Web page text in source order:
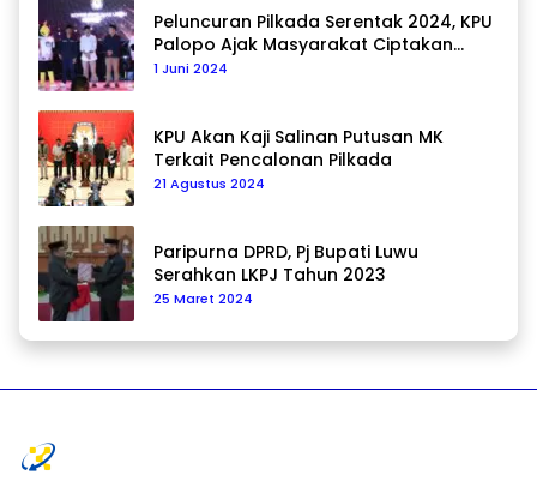
Peluncuran Pilkada Serentak 2024, KPU
Palopo Ajak Masyarakat Ciptakan
Pilkada Damai
1 Juni 2024
KPU Akan Kaji Salinan Putusan MK
Terkait Pencalonan Pilkada
21 Agustus 2024
Paripurna DPRD, Pj Bupati Luwu
Serahkan LKPJ Tahun 2023
25 Maret 2024